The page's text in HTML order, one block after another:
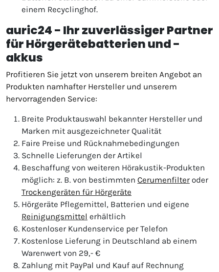
einem Recyclinghof.
auric24 - Ihr zuverlässiger Partner
für Hörgerätebatterien und -
akkus
Profitieren Sie jetzt von unserem breiten Angebot an
Produkten namhafter Hersteller und unserem
hervorragenden Service:
Breite Produktauswahl bekannter Hersteller und
Marken mit ausgezeichneter Qualität
Faire Preise und Rücknahmebedingungen
Schnelle Lieferungen der Artikel
Beschaffung von weiteren Hörakustik-Produkten
möglich: z. B. von bestimmten Cerumenfilteroder
Trockengeräten für Hörgeräte
Hörgeräte Pflegemittel, Batterien und eigene
Reinigungsmittel erhältlich
Kostenloser Kundenservice per Telefon
Kostenlose Lieferung in Deutschland ab einem
Warenwert von 29,- €
Zahlung mit PayPal und Kauf auf Rechnung